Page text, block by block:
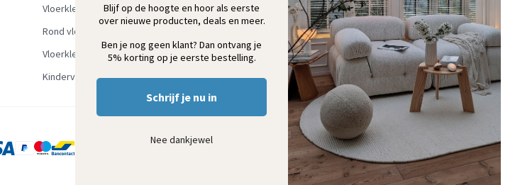
Vloerkleed groen
Rond vloerkleed
Vloerkleden outlet
Kindervloerkleden
Aanmelden
Blijf op de hoogte en hoor als eerste
over nieuwe producten, deals en meer.
Ben je nog geen klant? Dan ontvang je
5% korting op je eerste bestelling.
Schrijf je nu in
Nee dankjewel